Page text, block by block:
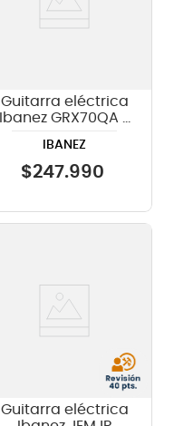
Guitarra eléctrica
Ibanez GRX70QA -
red burst (TRB)
IBANEZ
$247.990
Guitarra eléctrica